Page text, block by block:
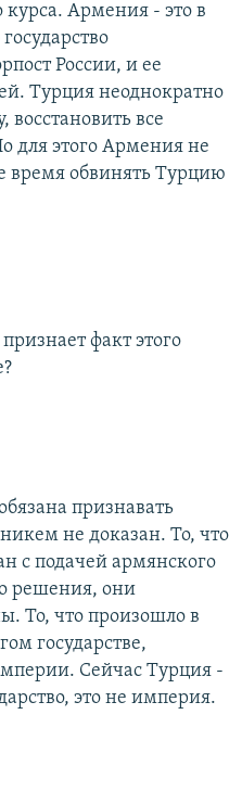
Армения - это в
России, и ее
Турция неоднократно
восстановить все
для этого Армения не
время обвинять Турцию
факт этого
признавать
не доказан. То, что
с подачей армянского
решения, они
То, что произошло в
государстве,
Сейчас Турция -
это не империя.